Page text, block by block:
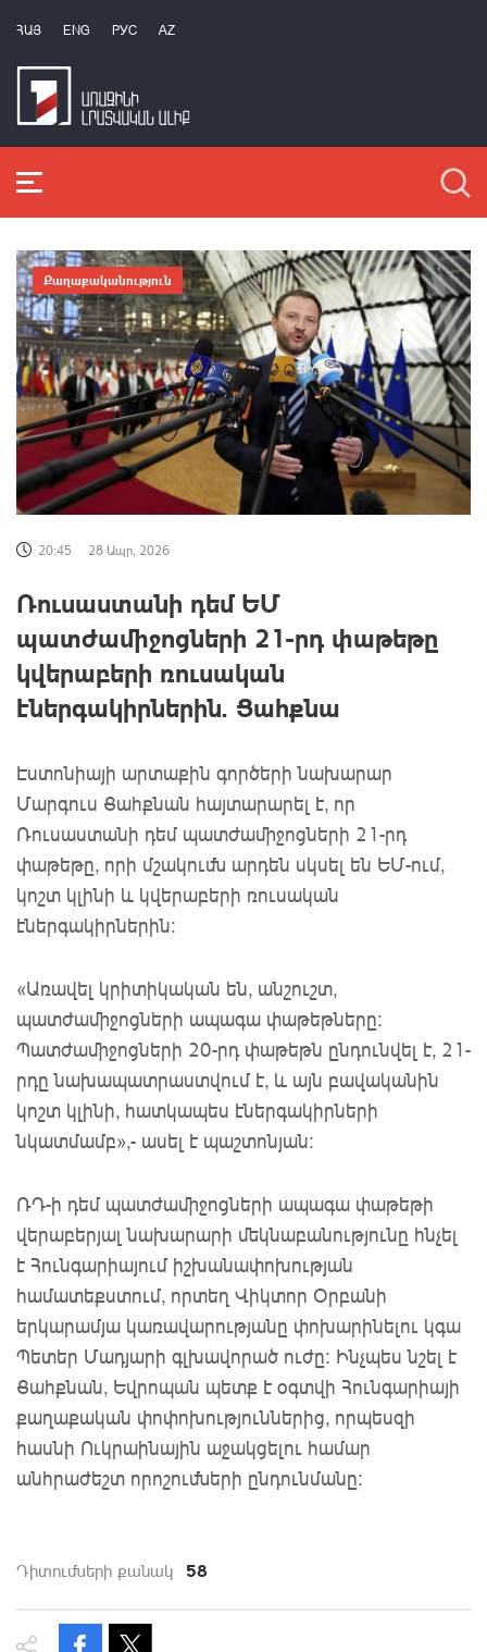
ՀԱՅ ENG РУС AZ
Քաղաքականություն
20:45 28 Ապր, 2026
Ռուսաստանի դեմ ԵՄ
պատժամիջոցների 21-րդ փաթեթը
կվերաբերի ռուսական
էներգակիրներին. Ցահքնա
Էստոնիայի արտաքին գործերի նախարար
Մարգուս Ցահքնան հայտարարել է, որ
Ռուսաստանի դեմ պատժամիջոցների 21-րդ
փաթեթը, որի մշակումն արդեն սկսել են ԵՄ-ում,
կոշտ կլինի և կվերաբերի ռուսական
էներգակիրներին:
«Առավել կրիտիկական են, անշուշտ,
պատժամիջոցների ապագա փաթեթները։
Պատժամիջոցների 20-րդ փաթեթն ընդունվել է, 21-
րդը նախապատրաստվում է, և այն բավականին
կոշտ կլինի, հատկապես էներգակիրների
նկատմամբ»,- ասել է պաշտոնյան։
ՌԴ-ի դեմ պատժամիջոցների ապագա փաթեթի
վերաբերյալ նախարարի մեկնաբանությունը հնչել
է Հունգարիայում իշխանափոխության
համատեքստում, որտեղ Վիկտոր Օրբանի
երկարամյա կառավարությանը փոխարինելու կգա
Պետեր Մադյարի գլխավորած ուժը: Ինչպես նշել է
Ցահքնան, Եվրոպան պետք է օգտվի Հունգարիայի
քաղաքական փոփոխություններից, որպեսզի
հասնի Ուկրաինային աջակցելու համար
անհրաժեշտ որոշումների ընդունմանը:
Դիտումների քանակ 58